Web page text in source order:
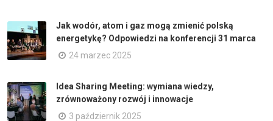
Jak wodór, atom i gaz mogą zmienić polską
energetykę? Odpowiedzi na konferencji 31 marca
24 marzec 2025
Idea Sharing Meeting: wymiana wiedzy,
zrównoważony rozwój i innowacje
3 październik 2025